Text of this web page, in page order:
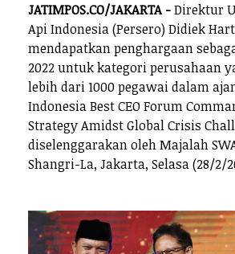
JATIMPOS.CO/JAKARTA -Direktur
Api Indonesia (Persero) Didiek
mendapatkan penghargaan
2022 untuk kategori perusahaan
lebih dari 1000 pegawai dalam
Indonesia Best CEO Forum
Strategy Amidst Global Crisis
diselenggarakan oleh Majalah
Shangri-La, Jakarta, Selasa (28/2/